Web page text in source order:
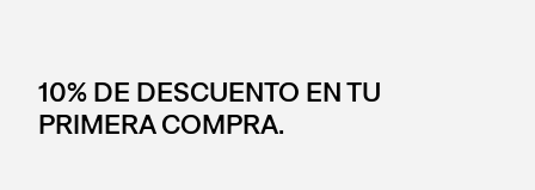
10% DE DESCUENTO EN TU
PRIMERA COMPRA.